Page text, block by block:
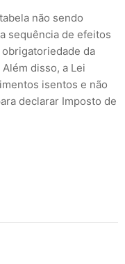
não sendo
sequência de efeitos
da
disso, a Lei
isentos e não
declarar Imposto de